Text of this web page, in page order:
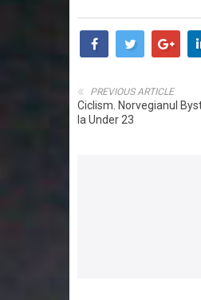
PREVIOUS ARTICLE
Ciclism. Norvegianul
la Under 23